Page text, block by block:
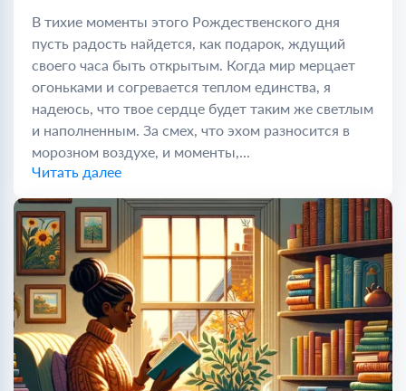
В тихие моменты этого Рождественского дня
пусть радость найдется, как подарок, ждущий
своего часа быть открытым. Когда мир мерцает
огоньками и согревается теплом единства, я
надеюсь, что твое сердце будет таким же светлым
и наполненным. За смех, что эхом разносится в
морозном воздухе, и моменты,...
Читать далее